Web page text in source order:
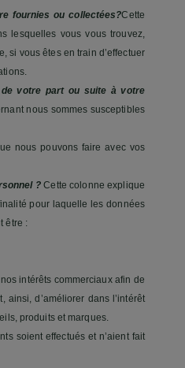
fournies ou collectées?Cette
lesquelles vous vous trouvez,
si vous êtes en train d’effectuer
de votre part ou suite à votre
nous sommes susceptibles
nous pouvons faire avec vos
?Cette colonne explique
pour laquelle les données
être :
intérêts commerciaux afin de
d’améliorer dans l’intérêt
produits et marques.
soient effectués et n’aient fait